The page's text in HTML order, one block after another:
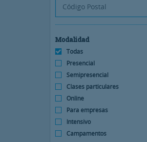
Modalidad
Todas
Presencial
Semipresencial
Clases particulares
Online
Para empresas
Intensivo
Campamentos